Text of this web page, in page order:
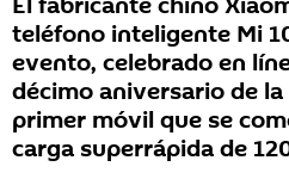
teléfono inteligente Mi
evento, celebrado en
décimo aniversario de la
primer móvil que se
carga superrápida de